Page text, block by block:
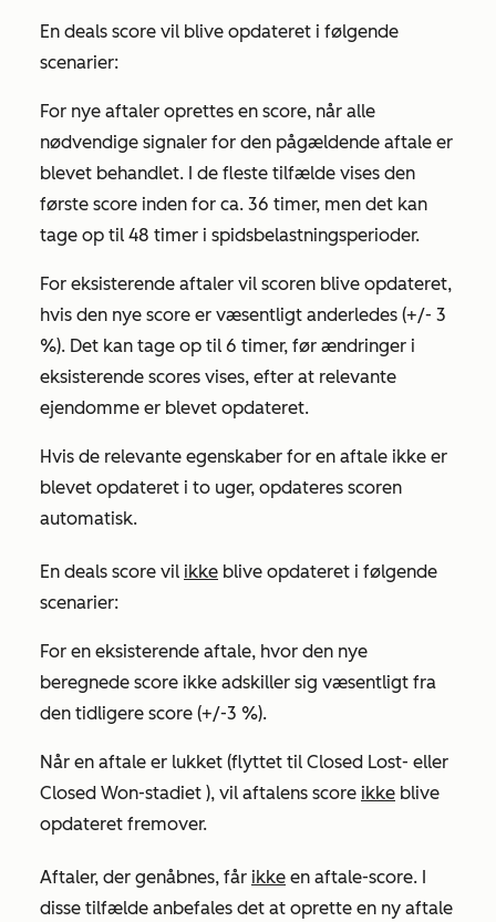
En deals score vil blive opdateret i følgende
scenarier:
For nye aftaler oprettes en score, når alle
nødvendige signaler for den pågældende aftale er
blevet behandlet. I de fleste tilfælde vises den
første score inden for ca. 36 timer, men det kan
tage op til 48 timer i spidsbelastningsperioder.
For eksisterende aftaler vil scoren blive opdateret,
hvis den nye score er væsentligt anderledes (+/- 3
%). Det kan tage op til 6 timer, før ændringer i
eksisterende scores vises, efter at relevante
ejendomme er blevet opdateret.
Hvis de relevante egenskaber for en aftale ikke er
blevet opdateret i to uger, opdateres scoren
automatisk.
En deals score vil ikke blive opdateret i følgende
scenarier:
For en eksisterende aftale, hvor den nye
beregnede score ikke adskiller sig væsentligt fra
den tidligere score (+/-3 %).
Når en aftale er lukket (flyttet til Closed Lost- eller
Closed Won-stadiet ), vil aftalens score ikke blive
opdateret fremover.
Aftaler, der genåbnes, får ikke en aftale-score. I
disse tilfælde anbefales det at oprette en ny aftale